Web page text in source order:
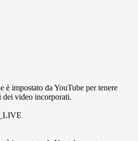
è impostato da YouTube per tenere
dei video incorporati.